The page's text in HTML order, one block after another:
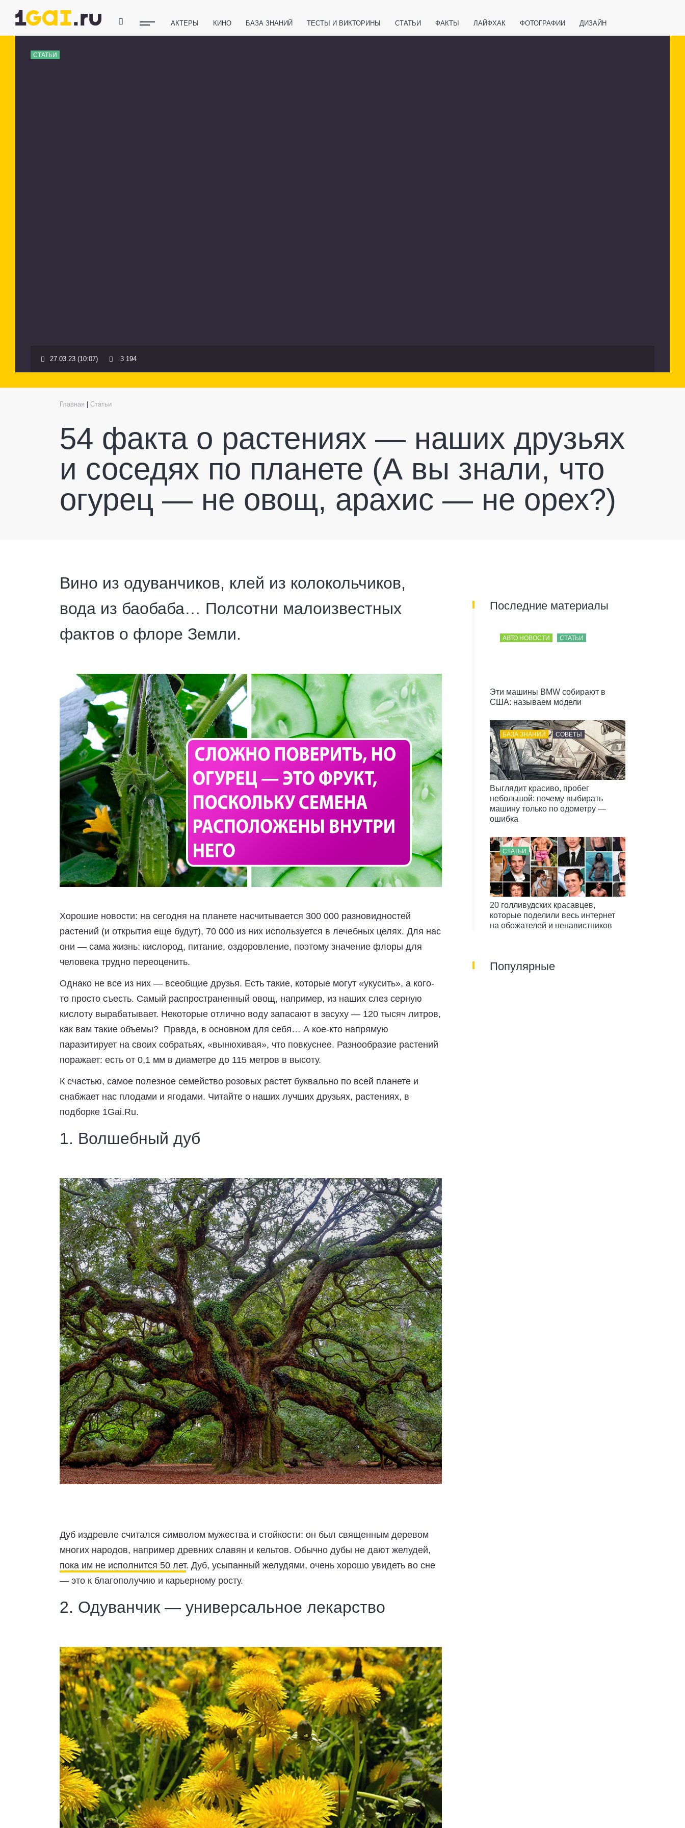
АКТЕРЫ КИНО БАЗА ЗНАНИЙ ТЕСТЫ И ВИКТОРИНЫ СТАТЬИ ФАКТЫ ЛАЙФХАК ФОТОГРАФИИ ДИЗАЙН
СТАТЬИ
27.03.23 (10:07) 3 194
Главная Статьи
54 факта о растениях — наших друзьях
и соседях по планете (А вы знали, что
огурец — не овощ, арахис — не орех?)
Вино из одуванчиков, клей из колокольчиков,
вода из баобаба… Полсотни малоизвестных
фактов о флоре Земли.
Хорошие новости: на сегодня на планете насчитывается 300 000 разновидностей
растений (и открытия еще будут), 70 000 из них используется в лечебных целях. Для нас
они — сама жизнь: кислород, питание, оздоровление, поэтому значение флоры для
человека трудно переоценить.
Однако не все из них — всеобщие друзья. Есть такие, которые могут «укусить», а кого-
то просто съесть. Самый распространенный овощ, например, из наших слез серную
кислоту вырабатывает. Некоторые отлично воду запасают в засуху — 120 тысяч литров,
как вам такие объемы? Правда, в основном для себя… А кое-кто напрямую
паразитирует на своих собратьях, «вынюхивая», что повкуснее. Разнообразие растений
поражает: есть от 0,1 мм в диаметре до 115 метров в высоту.
К счастью, самое полезное семейство розовых растет буквально по всей планете и
снабжает нас плодами и ягодами. Читайте о наших лучших друзьях, растениях, в
подборке 1Gai.Ru.
1. Волшебный дуб
Дуб издревле считался символом мужества и стойкости: он был священным деревом
многих народов, например древних славян и кельтов. Обычно дубы не дают желудей,
пока им не исполнится 50 лет. Дуб, усыпанный желудями, очень хорошо увидеть во сне
— это к благополучию и карьерному росту.
2. Одуванчик — универсальное лекарство
Последние материалы
АВТО НОВОСТИ СТАТЬИ
Эти машины BMW собирают в
США: называем модели
БАЗА ЗНАНИЙ СОВЕТЫ
Выглядит красиво, пробег
небольшой: почему выбирать
машину только по одометру —
ошибка
СТАТЬИ
20 голливудских красавцев,
которые поделили весь интернет
на обожателей и ненавистников
Популярные